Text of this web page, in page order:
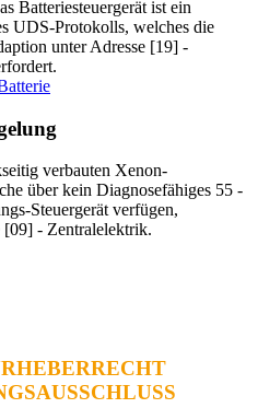
Batteriesteuergerät ist ein
UDS-Protokolls, welches die
unter Adresse [19] -
verbauten Xenon-
über kein Diagnosefähiges 55 -
Steuergerät verfügen,
[09] - Zentralelektrik.